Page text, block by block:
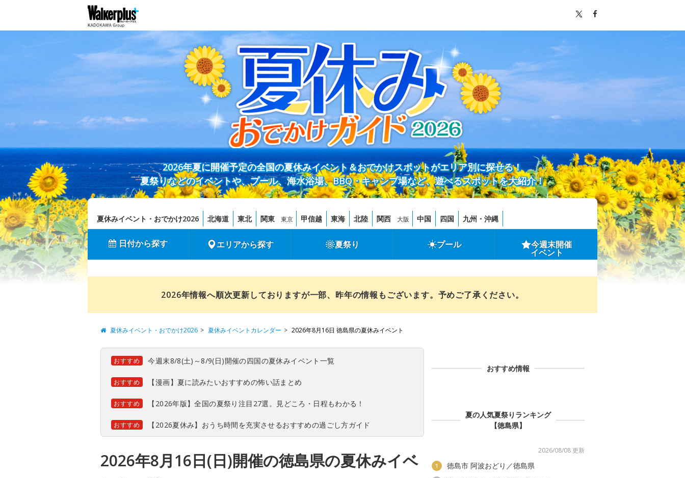
2026年夏に開催予定の全国の夏休みイベント＆おでかけスポットがエリア別に探せる！
夏祭りなどのイベントや、プール、海水浴場、BBQ・キャンプ場など、遊べるスポットを大紹介！
夏休みイベント・おでかけ2026 北海道 東北 関東 東京 甲信越 東海 北陸 関西 大阪 中国 四国 九州・沖縄
日付から探す エリアから探す 夏祭り プール 今週末開催
イベント
2026年情報へ順次更新しておりますが一部、昨年の情報もございます。予めご了承ください。
夏休みイベント・おでかけ2026 夏休みイベントカレンダー 2026年8月16日 徳島県の夏休みイベント
おすすめ 今週末8/8(土)～8/9(日)開催の四国の夏休みイベント一覧
おすすめ 【漫画】夏に読みたいおすすめの怖い話まとめ
おすすめ 【2026年版】全国の夏祭り注目27選。見どころ・日程もわかる！
おすすめ 【2026夏休み】おうち時間を充実させるおすすめの過ごし方ガイド
2026年8月16日(日)開催の徳島県の夏休みイベ
おすすめ情報
夏の人気夏祭りランキング
【徳島県】
2026/08/08 更新
1 徳島市 阿波おどり／徳島県